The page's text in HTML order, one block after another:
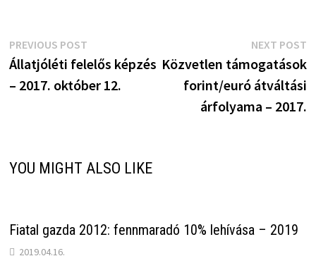
Bejegyzés
navigáció
PREVIOUS POSTPrevious
post:
Állatjóléti felelős képzés
– 2017. október 12.
NEXT POST
Közvetlen támogatások
forint/euró átváltási
árfolyama – 2017.
YOU MIGHT ALSO LIKE
Fiatal gazda 2012: fennmaradó 10% lehívása – 2019
2019.04.16.